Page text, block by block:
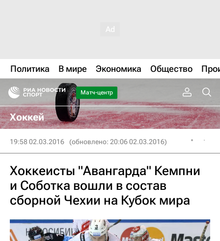
Политика В мире Экономика Общество
Матч-центр
Хоккей
19:58 02.03.2016 (обновлено: 20:06 02.03.2016)
Хоккеисты "Авангарда" Кемпни
и Соботка вошли в состав
сборной Чехии на Кубок мира